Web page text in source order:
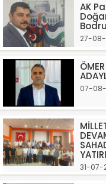
AK
27-
07-
31-07-